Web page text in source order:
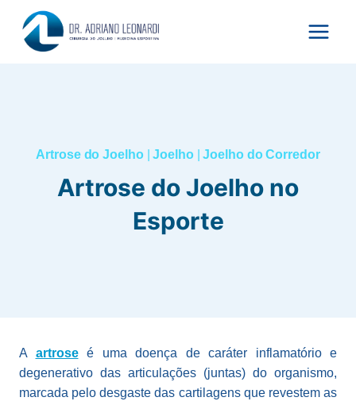
para
Artrose do Joelho|Joelho|Joelho do Corredor
Artrose do Joelho no
Esporte
A artroseé uma doença de caráter inflamatório e
degenerativo das articulações (juntas) do organismo,
marcada pelo desgaste das cartilagens que revestem as